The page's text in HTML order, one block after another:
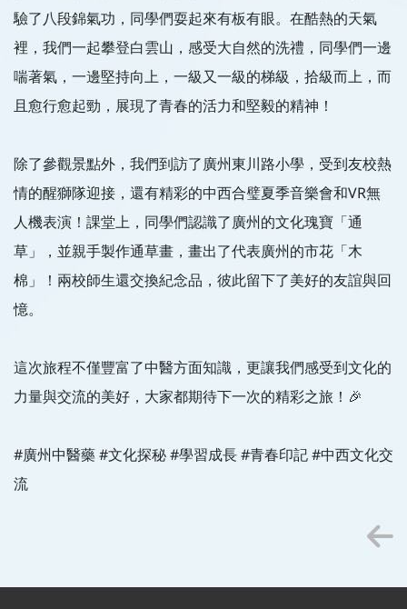
驗了八段錦氣功，同學們耍起來有板有眼。在酷熱的天氣
裡，我們一起攀登白雲山，感受大自然的洗禮，同學們一邊
喘著氣，一邊堅持向上，一級又一級的梯級，拾級而上，而
且愈行愈起勁，展現了青春的活力和堅毅的精神！
除了參觀景點外，我們到訪了廣州東川路小學，受到友校熱
情的醒獅隊迎接，還有精彩的中西合璧夏季音樂會和VR無
人機表演！課堂上，同學們認識了廣州的文化瑰寶「通
草」，並親手製作通草畫，畫出了代表廣州的市花「木
棉」！兩校師生還交換紀念品，彼此留下了美好的友誼與回
憶。
這次旅程不僅豐富了中醫方面知識，更讓我們感受到文化的
力量與交流的美好，大家都期待下一次的精彩之旅！🎉
#廣州中醫藥 #文化探秘 #學習成長 #青春印記 #中西文化交
流